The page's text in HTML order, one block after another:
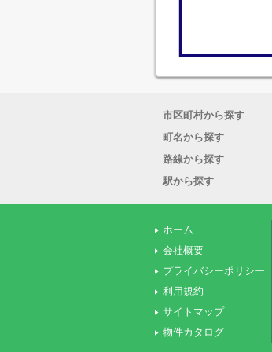
市区町村から探す
町名から探す
路線から探す
駅から探す
ホーム
会社概要
プライバシーポリシー
利用規約
サイトマップ
物件カタログ